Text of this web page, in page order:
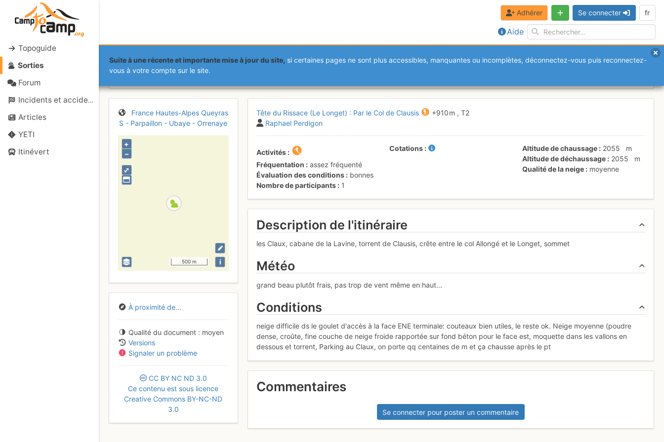
Topoguide
Sorties
Forum
Incidents et accidents
Articles
YETI
Itinévert
Aide
Adhérer Se connecter fr
Suite à une récente et importante mise à jour du site, si certaines pages ne sont plus accessibles, manquantes ou incomplètes, déconnectez-vous puis reconnectez-
vous à votre compte sur le site.
Tête du Rissace (Le Longet) : Par la crête du Rissace
France Hautes-Alpes Queyras
S - Parpaillon - Ubaye - Orrenaye
⤢
+
–
500 m i
À proximité de...
Qualité du document
moyen
Versions
Signaler un problème
CC BY NC ND 3.0
Ce contenu est sous licence
Creative Commons BY-NC-ND
3.0
Tête du Rissace (Le Longet) : Par le Col de Clausis +910 m ,T2
Raphael Perdigon
Activités
Fréquentation
assez fréquenté
Évaluation des conditions
bonnes
Nombre de participants
1
Cotations Altitude de chaussage 2055
m
Altitude de déchaussage
2055
m
Qualité de la neige
moyenne
Description de l'itinéraire
les Claux, cabane de la Lavine, torrent de Clausis, crête entre le col Allongé et le Longet, sommet
Météo
grand beau plutôt frais, pas trop de vent même en haut...
Conditions
neige difficile ds le goulet d'accès à la face ENE terminale: couteaux bien utiles, le reste ok. Neige moyenne (poudre
dense, croûte, fine couche de neige froide rapportée sur fond béton pour le face est, moquette dans les vallons en
dessous et torrent, Parking au Claux, on porte qq centaines de m et ça chausse après le pt
Commentaires
Se connecter pour poster un commentaire